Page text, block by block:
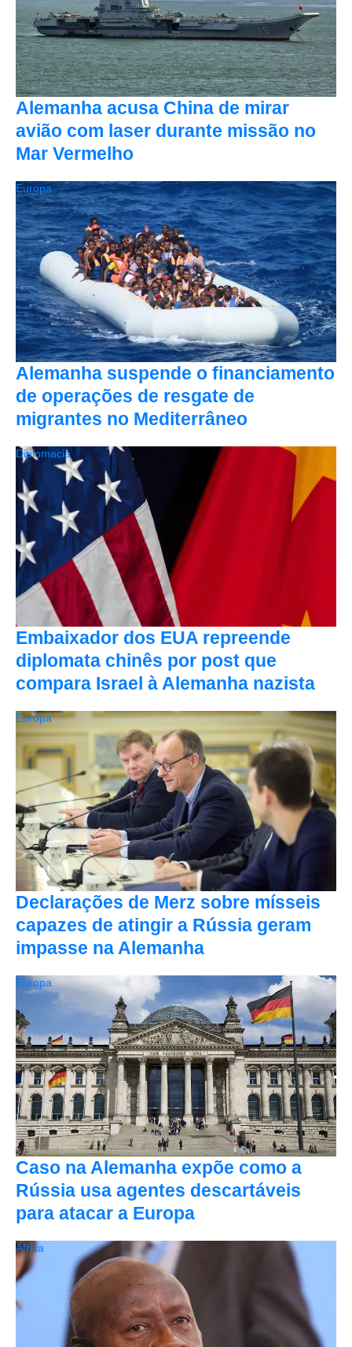
Alemanha acusa China de mirar
avião com laser durante missão no
Mar Vermelho
Alemanha suspende o financiamento
de operações de resgate de
migrantes no Mediterrâneo
Europa
Embaixador dos EUA repreende
diplomata chinês por post que
compara Israel à Alemanha nazista
Diplomacia
Declarações de Merz sobre mísseis
capazes de atingir a Rússia geram
impasse na Alemanha
Europa
Caso na Alemanha expõe como a
Rússia usa agentes descartáveis
para atacar a Europa
Europa
África